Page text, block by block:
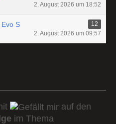
2. August 2026 um 18:52
S
12
2. August 2026 um 09:57
auf den
im Thema